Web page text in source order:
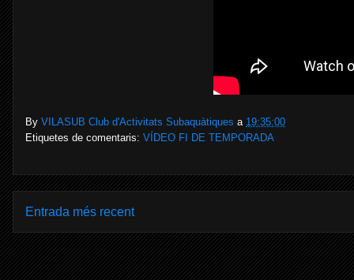
By VILASUB Club d'Activitats Subaquàtiques a 19:35:00
Etiquetes de comentaris: VÍDEO FI DE TEMPORADA
Entrada més recent